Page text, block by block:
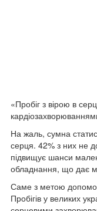
«Пробіг з вірою в
На жаль, сумна
серця. 42% з них не
підвищує шанси
обладнання, що дає
Саме з метою
Пробігів у великих